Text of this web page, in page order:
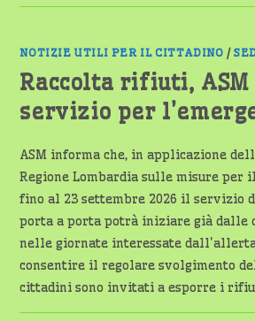
NOTIZIE UTILI PER IL CITTADINO /
Raccolta rifiuti,
servizio per
ASM informa che, in applicazione
Regione Lombardia sulle misure per
fino al 23 settembre 2026 il servizio
porta a porta potrà iniziare già dalle
nelle giornate interessate
consentire il regolare svolgimento
cittadini sono invitati a esporre i